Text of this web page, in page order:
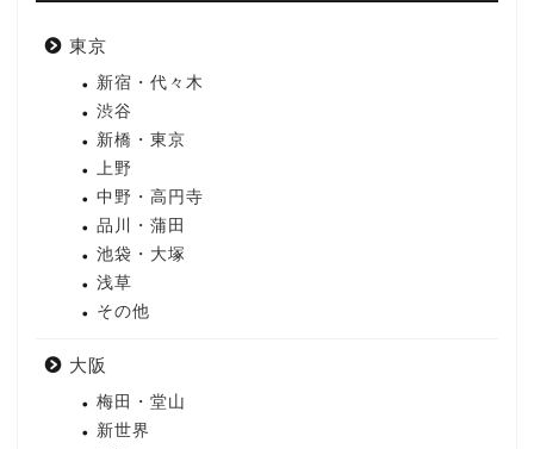
東京
新宿・代々木
渋谷
新橋・東京
上野
中野・高円寺
品川・蒲田
池袋・大塚
浅草
その他
大阪
梅田・堂山
新世界